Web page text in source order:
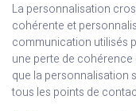
La personnalisation
cohérente et
communication utilisés
une perte de
que la personnalisation
tous les points de